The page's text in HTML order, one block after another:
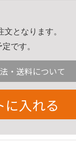
となります。
です。
・送料について
に入れる